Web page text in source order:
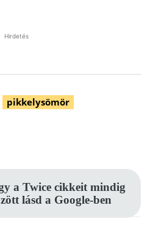
Hirdetés
pikkelysömör
a Twice cikkeit mindig
lásd a Google-ben